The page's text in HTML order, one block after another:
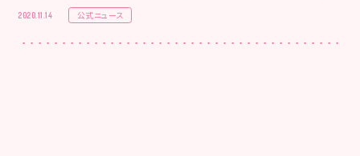
2020.11.14 公式ニュース